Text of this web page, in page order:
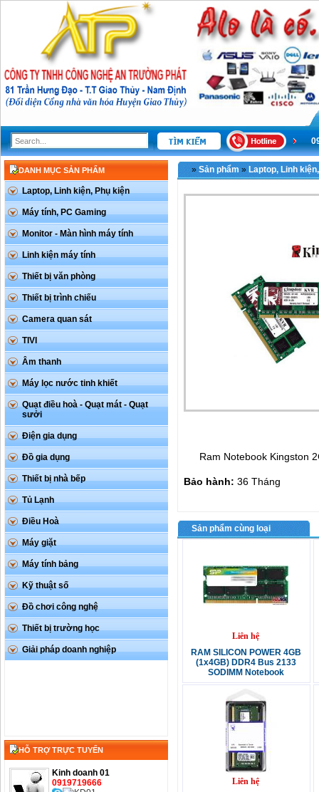
DANH MỤC SẢN PHẨM
Laptop, Linh kiện, Phụ kiện
Máy tính, PC Gaming
Monitor - Màn hình máy tính
Linh kiện máy tính
Thiết bị văn phòng
Thiết bị trình chiếu
Camera quan sát
TIVI
Âm thanh
Máy lọc nước tinh khiết
Quạt điều hoà - Quạt mát - Quạt
sưởi
Điện gia dụng
Đồ gia dụng
Thiết bị nhà bếp
Tủ Lạnh
Điều Hoà
Máy giặt
Máy tính bảng
Kỹ thuật số
Đồ chơi công nghệ
Thiết bị trường học
Giải pháp doanh nghiệp
HỖ TRỢ TRỰC TUYẾN
Kinh doanh 01
0919719666
» Sản phẩm » Laptop, Linh
Ram Notebook Kingston
Bảo hành: 36 Tháng
Sản phẩm cùng loại
Liên hệ
RAM SILICON POWER 4GB
(1x4GB) DDR4 Bus 2133
SODIMM Notebook
Liên hệ